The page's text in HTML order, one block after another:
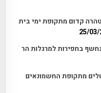
קדום מתקופת ימי בית
25/
נחשף בחפירות למרגלות הר
מתקופת החשמונאים